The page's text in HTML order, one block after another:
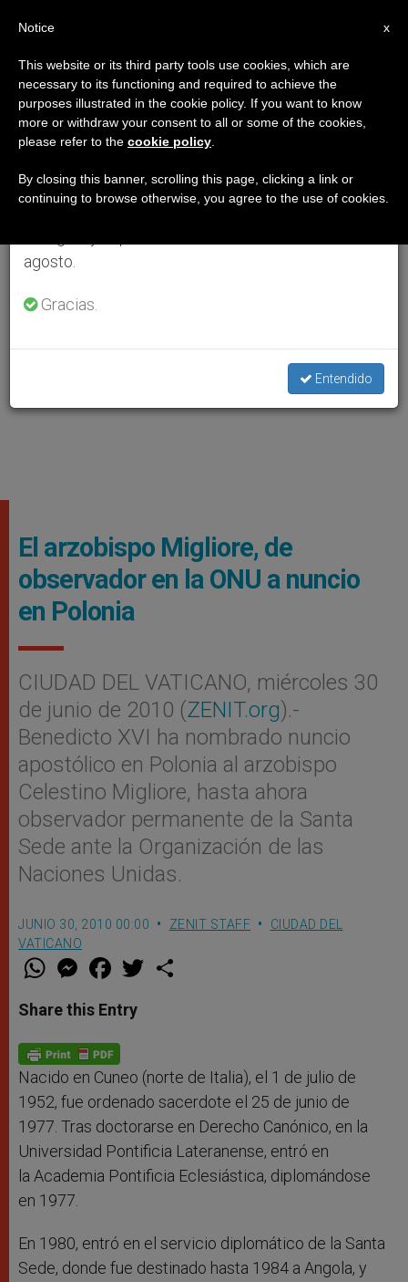
El arzobispo Migliore, de
observador en la ONU a nuncio
en Polonia
CIUDAD DEL VATICANO, miércoles 30
de junio de 2010 (ZENIT.org).-
Benedicto XVI ha nombrado nuncio
apostólico en Polonia al arzobispo
Celestino Migliore, hasta ahora
observador permanente de la Santa
Sede ante la Organización de las
Naciones Unidas.
JUNIO 30, 2010 00:00 ZENIT STAFF
CIUDAD DEL
VATICANO
W
t
s
p
p
M
e
s
e
g
e
r
F
a
e
b
o
k
w
Share this Entry
Nacido en Cuneo (norte de Italia), el 1 de julio de
1952, fue ordenado sacerdote el 25 de junio de
1977. Tras doctorarse en Derecho Canónico, en la
Universidad Pontificia Lateranense, entró en
la Academia Pontificia Eclesiástica, diplomándose
en 1977.
En 1980, entró en el servicio diplomático de la Santa
Sede, donde fue destinado hasta 1984 a Angola, y
×
Aviso importante
Del 27 de julio al 7 de agosto haremos la pausa
anual, aprovechando que en el periodo de verano
se generan menos informaciones y también el
agosto.
Gracias.
Entendido
x
Notice
This website or its third party tools use cookies, which are
necessary to its functioning and required to achieve the
purposes illustrated in the cookie policy. If you want to know
more or withdraw your consent to all or some of the cookies,
please refer to the cookie policy
By closing this banner, scrolling this page, clicking a link or
continuing to browse otherwise, you agree to the use of cookies.